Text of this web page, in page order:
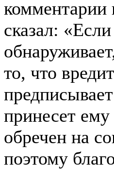
комментарии
сказал:
то, что
принесет ему
обречен на
поэтому